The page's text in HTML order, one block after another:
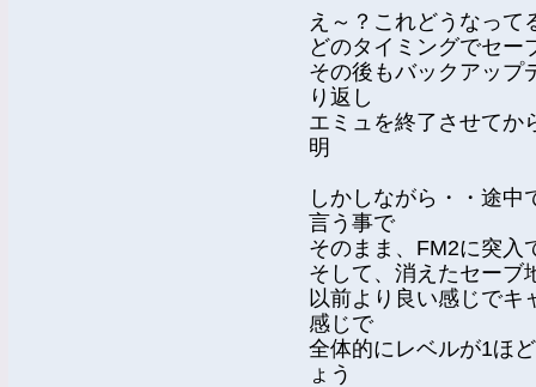
え～？これどうなって
どのタイミングでセー
その後もバックアップ
り返し
エミュを終了させてか
明
しかしながら・・途中
言う事で
そのまま、FM2に突入
そして、消えたセーブ
以前より良い感じでキ
感じで
全体的にレベルが1ほ
ょう